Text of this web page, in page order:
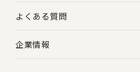
よくある質問
企業情報